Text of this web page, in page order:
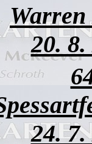
20. 8.
24. 7.